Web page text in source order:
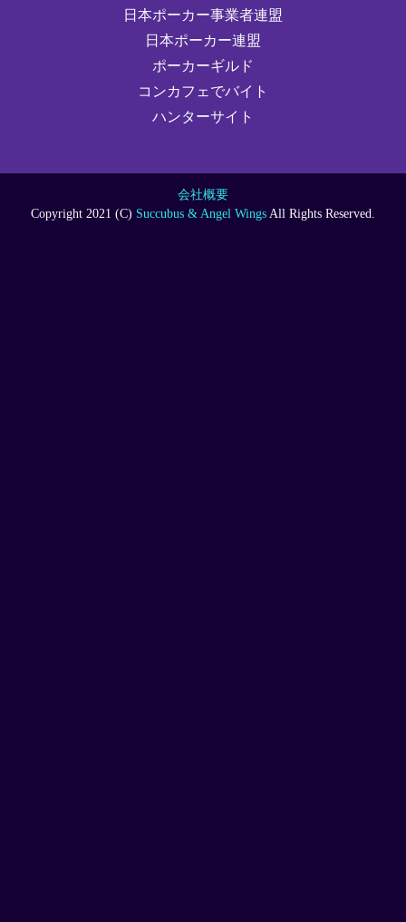
日本ポーカー事業者連盟
日本ポーカー連盟
ポーカーギルド
コンカフェでバイト
ハンターサイト
会社概要
Copyright 2021 (C) Succubus & Angel Wings All Rights Reserved.